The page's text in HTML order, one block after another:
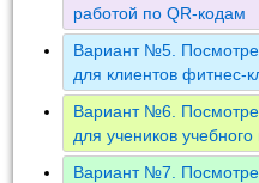
работой по QR-кодам
Вариант №5.
для клиентов фитнес-
Вариант №6.
для учеников учебного
Вариант №7.